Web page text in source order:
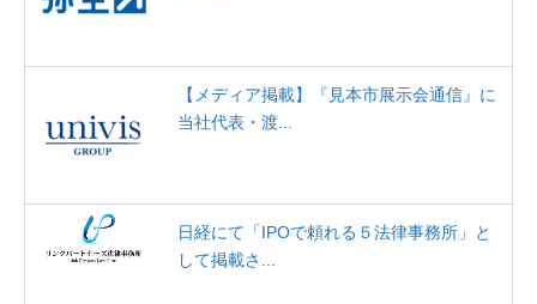
【メディア掲載】『見本市展示会通信』に
当社代表・渡...
日経にて「IPOで頼れる５法律事務所」と
して掲載さ...